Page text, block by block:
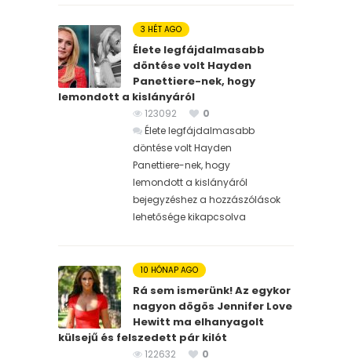
3 HÉT AGO
Élete legfájdalmasabb
döntése volt Hayden
Panettiere-nek, hogy
lemondott a kislányáról
123092
0
Élete legfájdalmasabb
döntése volt Hayden
Panettiere-nek, hogy
lemondott a kislányáról
bejegyzéshez a hozzászólások
lehetősége kikapcsolva
10 HÓNAP AGO
Rá sem ismerünk! Az egykor
nagyon dögös Jennifer Love
Hewitt ma elhanyagolt
külsejű és felszedett pár kilót
122632
0